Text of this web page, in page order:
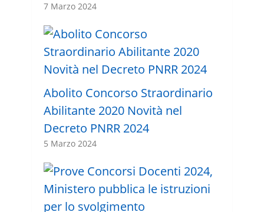
7 Marzo 2024
Abolito Concorso Straordinario
Abilitante 2020 Novità nel
Decreto PNRR 2024
5 Marzo 2024